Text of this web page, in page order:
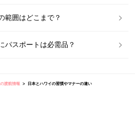
範囲はどこまで？
パスポートは必需品？
渡航情報 日本とハワイの習慣やマナーの違い